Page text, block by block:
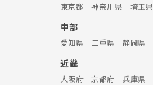
東京都 神奈川県 埼玉県
中部
愛知県 三重県 静岡県
近畿
大阪府 京都府 兵庫県